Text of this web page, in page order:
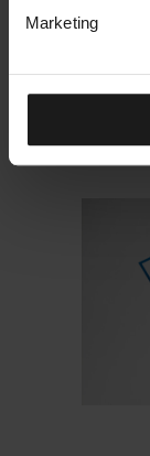
Marketing